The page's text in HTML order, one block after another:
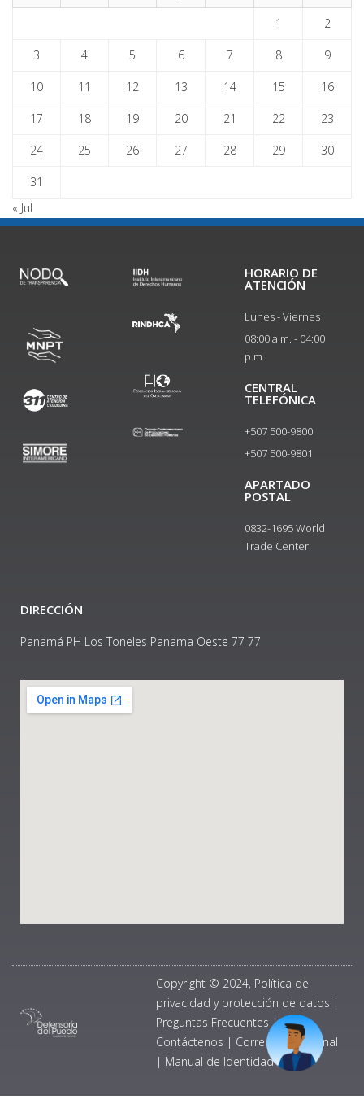
1 2
3 4 5 6 7 8 9
10 11 12 13 14 15 16
17 18 19 20 21 22 23
24 25 26 27 28 29 30
31
« Jul
HORARIO DE
ATENCIÓN
Lunes - Viernes
08:00 a.m. - 04:00
p.m.
CENTRAL
TELEFÓNICA
+507 500-9800
+507 500-9801​
APARTADO
POSTAL
0832-1695 World
Trade Center
DIRECCIÓN
Panamá PH Los Toneles Panama Oeste 77 77
Copyright © 2024, Política de
privacidad y protección de datos |
Preguntas Frecuentes |
Contáctenos | Correo Institucional
| Manual de Identidad Visual